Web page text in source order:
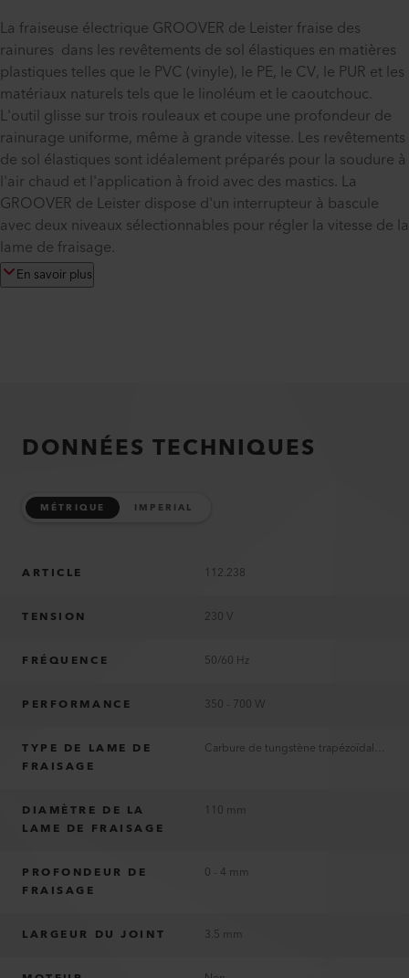
La fraiseuse électrique GROOVER de Leister fraise des
rainures dans les revêtements de sol élastiques en matières
plastiques telles que le PVC (vinyle), le PE, le CV, le PUR et les
matériaux naturels tels que le linoléum et le caoutchouc.
L'outil glisse sur trois rouleaux et coupe une profondeur de
rainurage uniforme, même à grande vitesse. Les revêtements
de sol élastiques sont idéalement préparés pour la soudure à
l'air chaud et l'application à froid avec des mastics. La
GROOVER de Leister dispose d'un interrupteur à bascule
avec deux niveaux sélectionnables pour régler la vitesse de la
lame de fraisage.
En savoir plus
DONNÉES TECHNIQUES
MÉTRIQUE IMPERIAL
ARTICLE 112.238
TENSION 230 V
FRÉQUENCE 50/60 Hz
PERFORMANCE 350 - 700 W
TYPE DE LAME DE
FRAISAGE
DIAMÈTRE DE LA
LAME DE FRAISAGE
110 mm
PROFONDEUR DE
FRAISAGE
0 - 4 mm
LARGEUR DU JOINT 3.5 mm